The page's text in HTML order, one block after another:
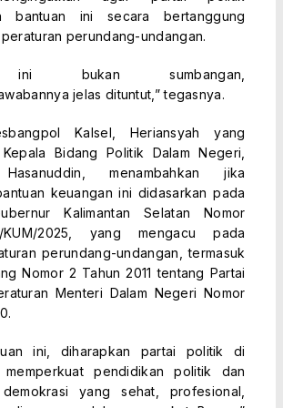
bantuan ini secara bertanggung
perundang-undangan.
ini bukan sumbangan,
jelas dituntut,” tegasnya.
Kalsel, Heriansyah yang
Bidang Politik Dalam Negeri,
Hasanuddin, menambahkan jika
keuangan ini didasarkan pada
Kalimantan Selatan Nomor
KUM/2025, yang mengacu pada
perundang-undangan, termasuk
Nomor 2 Tahun 2011 tentang Partai
Menteri Dalam Negeri Nomor
ini, diharapkan partai politik di
pendidikan politik dan
yang sehat, profesional,